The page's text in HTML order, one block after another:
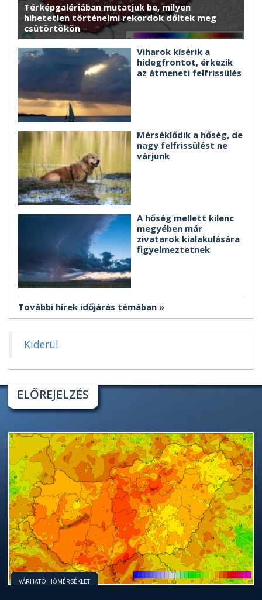
Térképgalériában mutatjuk be, milyen
hihetetlen történelmi rekordok dőltek meg
csütörtökön
Viharok kísérik a
hidegfrontot, érkezik
az átmeneti felfrissülés
Mérséklődik a hőség, de
nagy felfrissülést ne
várjunk
A hőség mellett kilenc
megyében már
zivatarok kialakulására
figyelmeztetnek
További hírek időjárás témában
Kiderül
ELŐREJELZÉS
VÁRHATÓ HŐMÉRSÉKLET